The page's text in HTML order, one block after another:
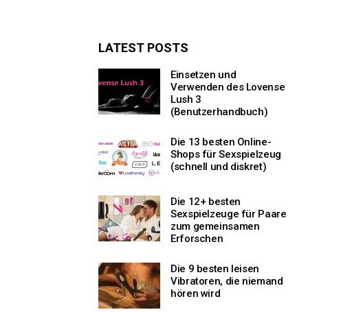
LATEST POSTS
Einsetzen und
Verwenden des Lovense
Lush 3
(Benutzerhandbuch)
Die 13 besten Online-
Shops für Sexspielzeug
(schnell und diskret)
Die 12+ besten
Sexspielzeuge für Paare
zum gemeinsamen
Erforschen
Die 9 besten leisen
Vibratoren, die niemand
hören wird